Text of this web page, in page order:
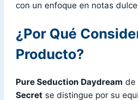
con un enfoque en notas
¿Por Qué
Producto?
Pure Seduction Daydream de
Secret se distingue por su